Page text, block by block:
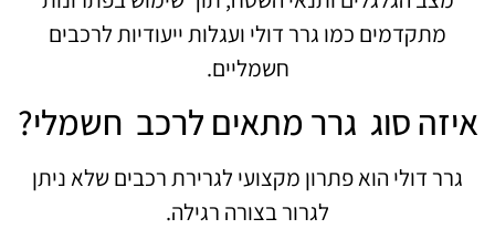
מתקדמים כמו גרר דולי ועגלות ייעודיות לרכבים
חשמליים.
איזה סוג גרר מתאים לרכב חשמלי?
גרר דולי הוא פתרון מקצועי לגרירת רכבים שלא ניתן
לגרור בצורה רגילה.